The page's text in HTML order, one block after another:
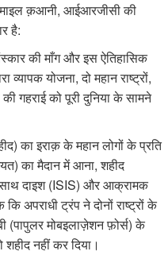
क़आनी, आईआरजीसी की
है:
की माँग और इस ऐतिहासिक
व्यापक योजना, दो महान राष्ट्रों,
गहराई को पूरी दुनिया के सामने
का इराक़ के महान लोगों के प्रति
का मैदान में आना, शहीद
दाइश (ISIS) और आक्रामक
अपराधी ट्रंप ने दोनों राष्ट्रों के
(पापुलर मोबइलाज़ेशन फ़ोर्स) के
नहीं कर दिया।